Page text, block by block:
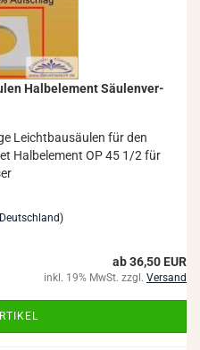
Halb­ele­ment Säu­len­ver­
Leicht­bau­säu­len für den
Halb­ele­ment OP 45 1/2 für
ab 36,50 EUR
inkl. 19% MwSt. zzgl. Versand